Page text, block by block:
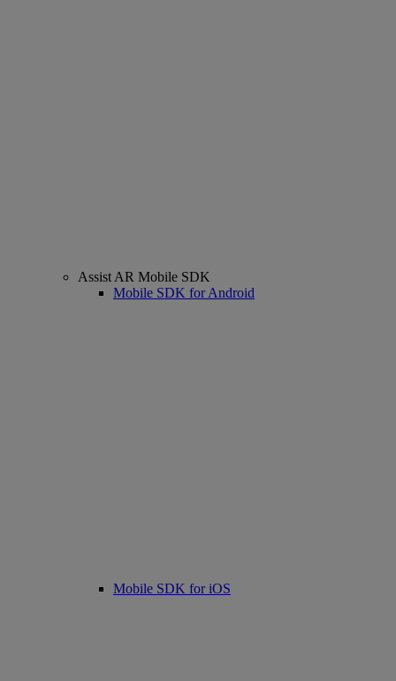
Assist AR Mobile SDK
Mobile SDK for Android
Mobile SDK for iOS